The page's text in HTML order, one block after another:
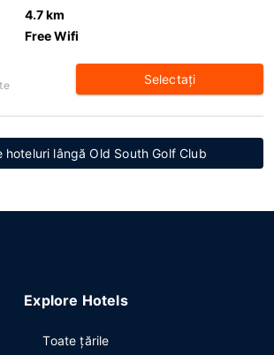
4.7 km
Free Wifi
Selectaţi
hoteluri lângă Old South Golf Club
Explore Hotels
Toate ţările